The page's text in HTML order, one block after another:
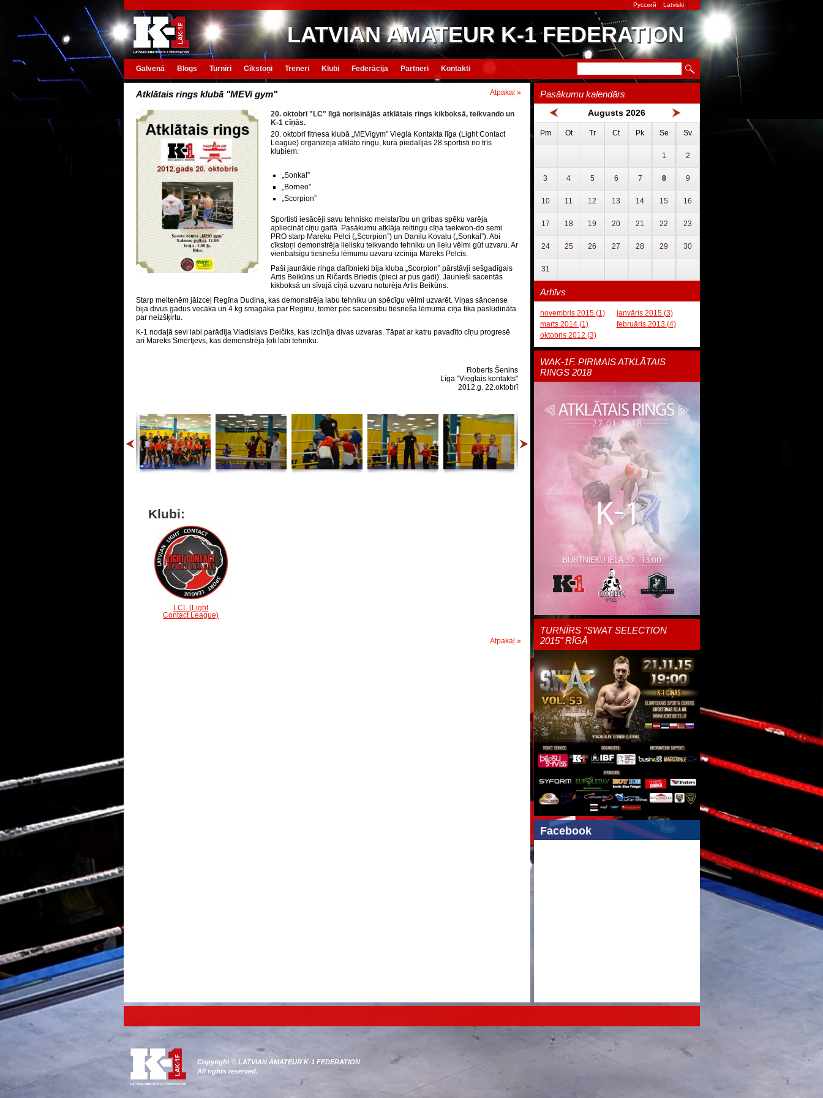
Latviski
Русский
LATVIAN AMATEUR K-1 FEDERATION
Galvenā Blogs Turnīri Cīkstoņi Treneri Klubi Federācija Partneri Kontakti
Atpakaļ »
Atklātais rings klubā "MEVi gym"
20. oktobrī "LC" līgā norisinājās atklātais rings kikboksā, teikvando un
K-1 cīņās.
20. oktobrī fitnesa klubā „MEVigym" Viegla Kontakta līgа (Light Contact
League) organizēja atklāto ringu, kurā piedalījās 28 sportisti no trīs
klubiem:
„Sonkal”
„Borneo”
„Scorpion”
Sportisti iesācēji savu tehnisko meistarību un gribas spēku varēja
apliecināt cīņu gaitā. Pasākumu atklāja reitingu cīņa taekwon-do semi
PRO starp Mareku Pelci („Scorpion”) un Danilu Kovalu („Sonkal”). Abi
cīkstoņi demonstrēja lielisku teikvando tehniku un lielu vēlmi gūt uzvaru. Ar
vienbalsīgu tiesnešu lēmumu uzvaru izcīnīja Mareks Pelcis.
Paši jaunākie ringa dalībnieki bija kluba „Scorpion” pārstāvji sešgadīgais
Artis Beikūns un Ričards Briedis (pieci ar pus gadi). Jaunieši sacentās
kikboksā un sīvajā cīņā uzvaru noturēja Artis Beikūns.
Starp meitenēm jāizceļ Regīna Dudina, kas demonstrēja labu tehniku un spēcīgu vēlmi uzvarēt. Viņas sāncense
bija divus gadus vecāka un 4 kg smagāka par Regīnu, tomēr pēc sacensību tiesneša lēmuma cīņa tika pasludināta
par neizšķirtu.
K-1 nodaļā sevi labi parādīja Vladislavs Deičiks, kas izcīnīja divas uzvaras. Tāpat ar katru pavadīto cīņu progresē
arī Mareks Smertjevs, kas demonstrēja ļoti labi tehniku.
Roberts Šenins
Līga "Vieglais kontakts"
2012.g. 22.oktobrī
Klubi:
LCL (Light
Contact League)
Atpakaļ »
Pasākumu kalendārs
Augusts 2026
Pm Ot Tr Ct Pk Se Sv
1 2
3 4 5 6 7 8 9
10 11 12 13 14 15 16
17 18 19 20 21 22 23
24 25 26 27 28 29 30
31
Arhīvs
novembris 2015 (1) janvāris 2015 (3)
marts 2014 (1) februāris 2013 (4)
oktobris 2012 (3)
WAK-1F. PIRMAIS ATKLĀTAIS
RINGS 2018
TURNĪRS "SWAT SELECTION
2015" RĪGĀ
Facebook
Copyright © LATVIAN AMATEUR K-1 FEDERATION
All rights reserved.